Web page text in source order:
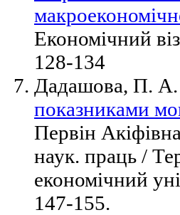
Економічний
128-134
Дадашова, П. А.
показниками
Первін
наук. праць /
економічний
147-155.